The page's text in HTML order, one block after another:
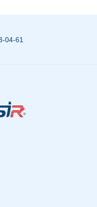
04-61